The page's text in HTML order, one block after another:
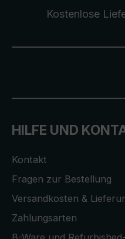
Kostenlose
HILFE UND
Kontakt
Fragen zur Bestellung
Versandkosten &
Zahlungsarten